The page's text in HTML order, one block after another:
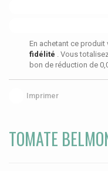
En achetant ce
fidélité
. Vous
bon de réduction de
Imprimer
TOMATE